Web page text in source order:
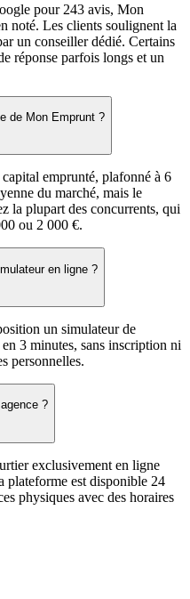
pour 243 avis, Mon
noté. Les clients soulignent la
un conseiller dédié. Certains
réponse parfois longs et un
de Mon Emprunt ?
emprunté, plafonné à 6
du marché, mais le
la plupart des concurrents, qui
ou 2 000 €.
en ligne ?
un simulateur de
3 minutes, sans inscription ni
personnelles.
?
exclusivement en ligne
plateforme est disponible 24
physiques avec des horaires